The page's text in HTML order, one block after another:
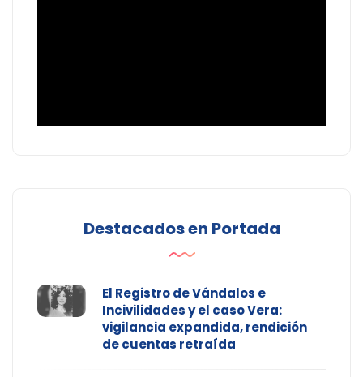
Destacados en Portada
El Registro de Vándalos e
Incivilidades y el caso Vera:
vigilancia expandida, rendición
de cuentas retraída